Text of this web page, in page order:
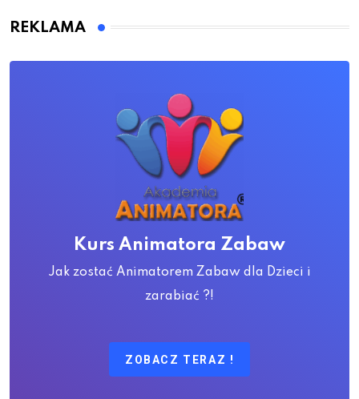
REKLAMA
Kurs Animatora Zabaw
Jak zostać Animatorem Zabaw dla Dzieci i
zarabiać ?!
ZOBACZ TERAZ !